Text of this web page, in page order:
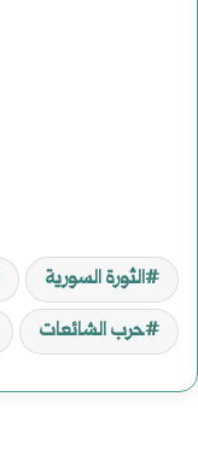
الثورة السورية
حرب الشائعات